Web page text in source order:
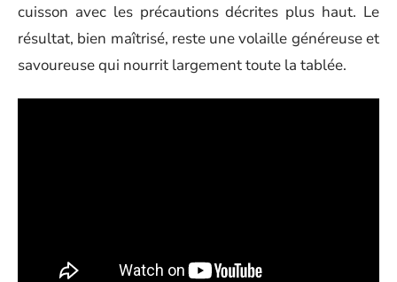
cuisson avec les précautions décrites plus haut. Le
résultat, bien maîtrisé, reste une volaille généreuse et
savoureuse qui nourrit largement toute la tablée.